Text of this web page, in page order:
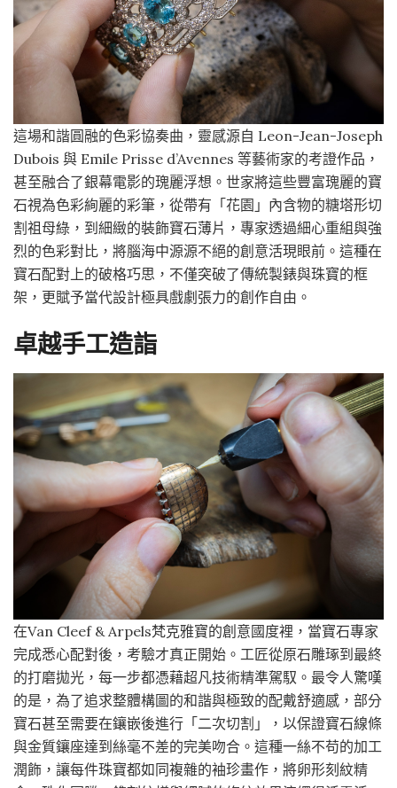
這場和諧圓融的色彩協奏曲，靈感源自 Leon-Jean-Joseph
Dubois 與 Emile Prisse d’Avennes 等藝術家的考證作品，
甚至融合了銀幕電影的瑰麗浮想。世家將這些豐富瑰麗的寶
石視為色彩絢麗的彩筆，從帶有「花園」內含物的糖塔形切
割祖母綠，到細緻的裝飾寶石薄片，專家透過細心重組與強
烈的色彩對比，將腦海中源源不絕的創意活現眼前。這種在
寶石配對上的破格巧思，不僅突破了傳統製錶與珠寶的框
架，更賦予當代設計極具戲劇張力的創作自由。
卓越手工造詣
在Van Cleef & Arpels梵克雅寶的創意國度裡，當寶石專家
完成悉心配對後，考驗才真正開始。工匠從原石雕琢到最終
的打磨拋光，每一步都憑藉超凡技術精準駕馭。最令人驚嘆
的是，為了追求整體構圖的和諧與極致的配戴舒適感，部分
寶石甚至需要在鑲嵌後進行「二次切割」，以保證寶石線條
與金質鑲座達到絲毫不差的完美吻合。這種一絲不苟的加工
潤飾，讓每件珠寶都如同複雜的袖珍畫作，將卵形刻紋精